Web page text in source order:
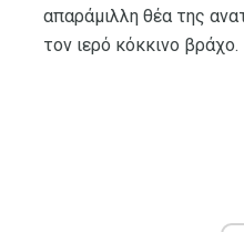
απαράμιλλη θέα της
τον ιερό κόκκινο βράχο.